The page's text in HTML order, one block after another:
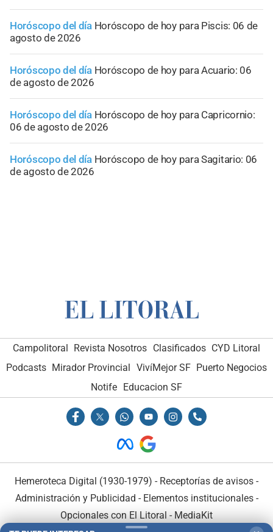
Horóscopo del día Horóscopo de hoy para Piscis: 06 de
agosto de 2026
Horóscopo del día Horóscopo de hoy para Acuario: 06
de agosto de 2026
Horóscopo del día Horóscopo de hoy para Capricornio:
06 de agosto de 2026
Horóscopo del día Horóscopo de hoy para Sagitario: 06
de agosto de 2026
Campolitoral Revista Nosotros Clasificados CYD Litoral
Podcasts Mirador Provincial VivíMejor SF Puerto Negocios
Notife Educacion SF
Hemeroteca Digital (1930-1979) - Receptorías de avisos -
Administración y Publicidad - Elementos institucionales-
Opcionales con El Litoral - MediaKit